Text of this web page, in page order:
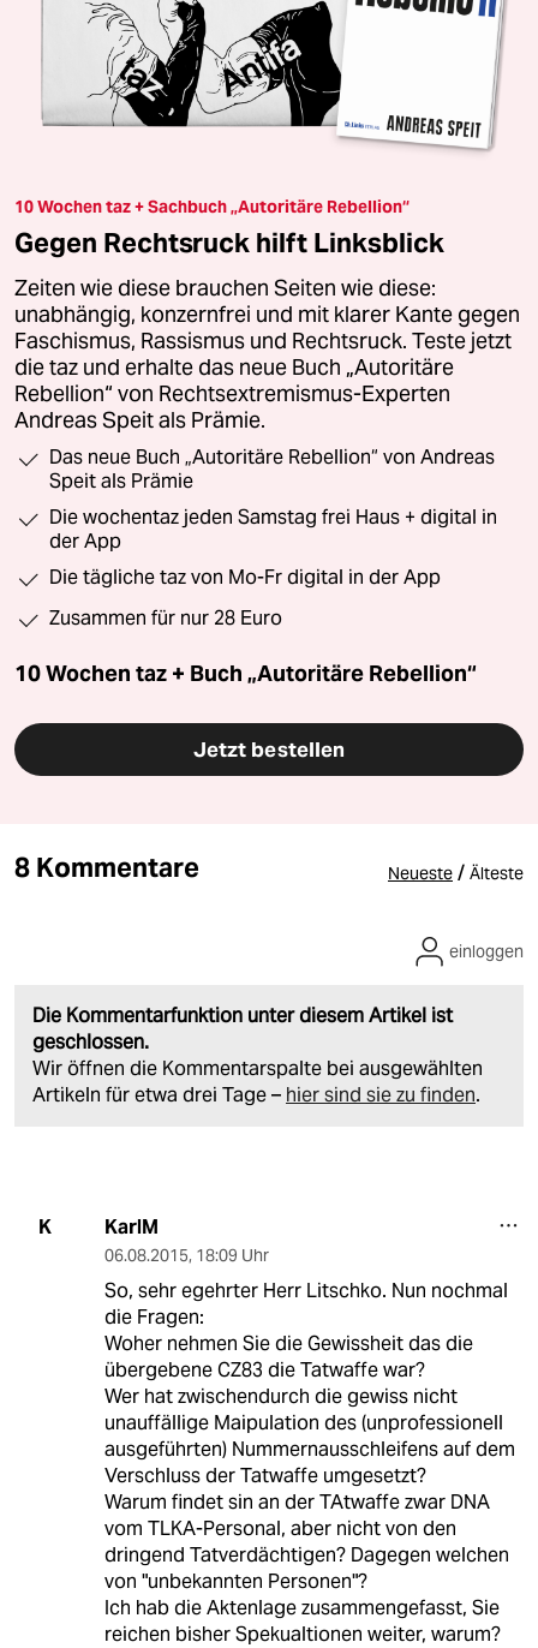
10 Wochen taz + Sachbuch „Autoritäre Rebellion“
Gegen Rechtsruck hilft Linksblick
Zeiten wie diese brauchen Seiten wie diese:
unabhängig, konzernfrei und mit klarer Kante gegen
Faschismus, Rassismus und Rechtsruck. Teste jetzt
die taz und erhalte das neue Buch „Autoritäre
Rebellion“ von Rechtsextremismus-Experten
Andreas Speit als Prämie.
Das neue Buch „Autoritäre Rebellion“ von Andreas
Speit als Prämie
Die wochentaz jeden Samstag frei Haus + digital in
der App
Die tägliche taz von Mo-Fr digital in der App
Zusammen für nur 28 Euro
10 Wochen taz + Buch „Autoritäre Rebellion“
Jetzt bestellen
8 Kommentare Neueste / Älteste
Die Kommentarfunktion unter diesem Artikel ist
geschlossen.
Wir öffnen die Kommentarspalte bei ausgewählten
Artikeln für etwa drei Tage – hier sind sie zu finden.
einloggen
K KarlM
06.08.2015, 18:09 Uhr
So, sehr egehrter Herr Litschko. Nun nochmal
die Fragen:
Woher nehmen Sie die Gewissheit das die
übergebene CZ83 die Tatwaffe war?
Wer hat zwischendurch die gewiss nicht
unauffällige Maipulation des (unprofessionell
ausgeführten) Nummernausschleifens auf dem
Verschluss der Tatwaffe umgesetzt?
Warum findet sin an der TAtwaffe zwar DNA
vom TLKA-Personal, aber nicht von den
dringend Tatverdächtigen? Dagegen welchen
von "unbekannten Personen"?
Ich hab die Aktenlage zusammengefasst, Sie
reichen bisher Spekualtionen weiter, warum?